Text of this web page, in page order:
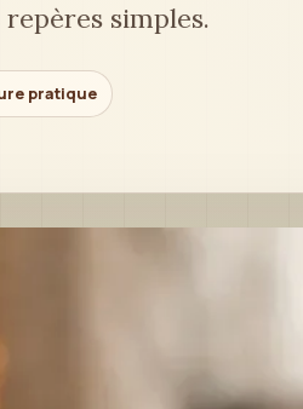
simples.
pratique